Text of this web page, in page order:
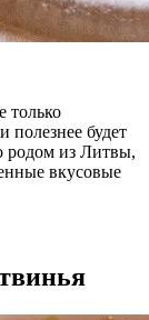
только
полезнее будет
родом из Литвы,
вкусовые